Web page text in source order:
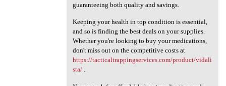
guaranteeing both quality and savings.
Keeping your health in top condition is essential,
and so is finding the best deals on your supplies.
Whether you're looking to buy your medications,
don't miss out on the competitive costs at
https://tacticaltrappingservices.com/product/vidali
sta/.